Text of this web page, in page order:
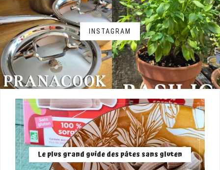
INSTAGRAM
Le plus grand guide des pâtes sans gluten